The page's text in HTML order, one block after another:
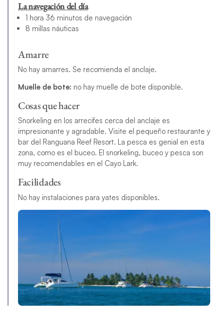
La navegación del día
1 hora 36 minutos de navegación
8 millas náuticas
Amarre
No hay amarres. Se recomienda el anclaje.
Muelle de bote: no hay muelle de bote disponible.
Cosas que hacer
Snorkeling en los arrecifes cerca del anclaje es
impresionante y agradable. Visite el pequeño restaurante y
bar del Ranguana Reef Resort. La pesca es genial en esta
zona, como es el buceo. El snorkeling, buceo y pesca son
muy recomendables en el Cayo Lark.
Facilidades
No hay instalaciones para yates disponibles.